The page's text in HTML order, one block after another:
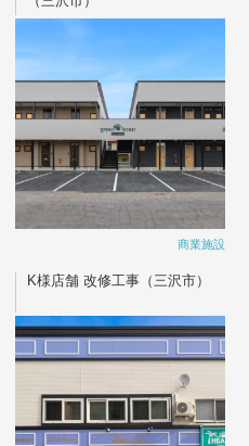
商業施設
K様店舗 改修工事（三沢市）